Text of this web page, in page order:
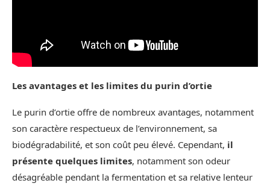
Les avantages et les limites du purin d’ortie
Le purin d’ortie offre de nombreux avantages, notamment
son caractère respectueux de l’environnement, sa
biodégradabilité, et son coût peu élevé. Cependant, il
présente quelques limites, notamment son odeur
désagréable pendant la fermentation et sa relative lenteur